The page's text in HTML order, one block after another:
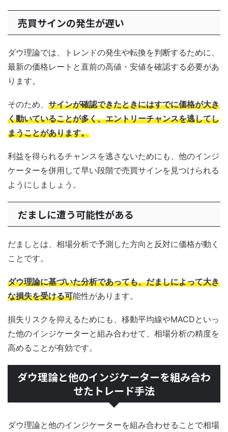
売買サインの発生が遅い
ダウ理論では、トレンドの発生や転換を判断するために、
最新の価格レートと直前の高値・安値を確認する必要があ
ります。
そのため、 サインが確認できたときにはすでに価格が大き
く動いていることが多く、エントリーチャンスを逃してし
まうことがあります。
利益を得られるチャンスを逃さないためにも、他のインジ
ケーターを併用して早い段階で売買サインを見つけられる
ようにしましょう。
だましに遭う可能性がある
だましとは、相場分析で予測した方向と反対に価格が動く
ことです。
ダウ理論に基づいた分析であっても、だましによって大き
な損失を受ける可能性があります。
損失リスクを抑えるためにも、移動平均線やMACDといっ
た他のインジケーターと組み合わせて、相場分析の精度を
高めることが有効です。
ダウ理論と他のインジケーターを組み合わ
せたトレード手法
ダウ理論と他のインジケーターを組み合わせることで相場